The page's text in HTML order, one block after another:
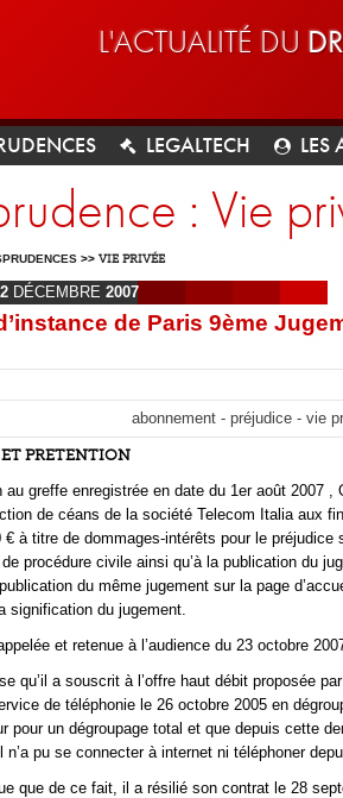
L'ACTUALITÉ DU
LEGALTECH LES
: Vie
>> VIE PRIVÉE
DÉCEMBRE 2007
de Paris 9ème
abonnement - préjudice - vie
PRETENTION
au greffe enregistrée en date du 1er août 2007
de céans de la société Telecom Italia aux
€ à titre de dommages-intérêts pour le préjudice
procédure civile ainsi qu’à la publication du
du même jugement sur la page
signification du jugement.
et retenue à l’audience du 23 octobre
qu’il a souscrit à l’offre haut débit proposée
de téléphonie le 26 octobre 2005 en
pour un dégroupage total et que depuis cette
n’a pu se connecter à internet ni téléphoner
que de ce fait, il a résilié son contrat le 28